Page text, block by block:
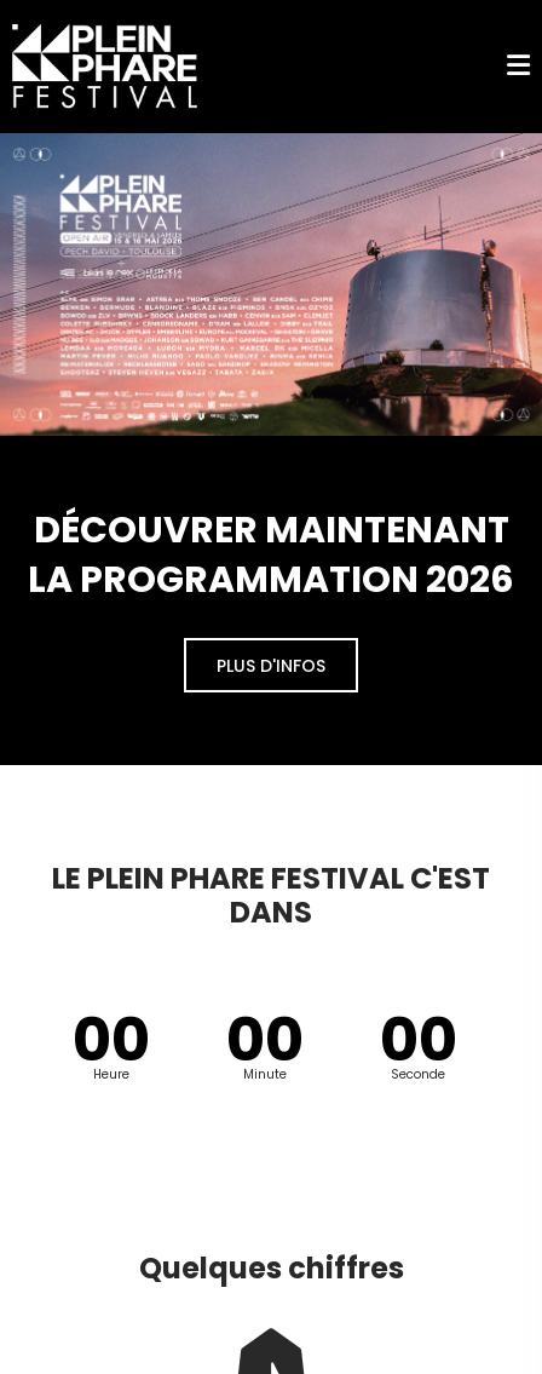
DÉCOUVRER MAINTENANT
LA PROGRAMMATION 2026
PLUS D'INFOS
LE PLEIN PHARE FESTIVAL C'EST
DANS
00
Heure 00
Minute 00
Seconde
Quelques chiffres